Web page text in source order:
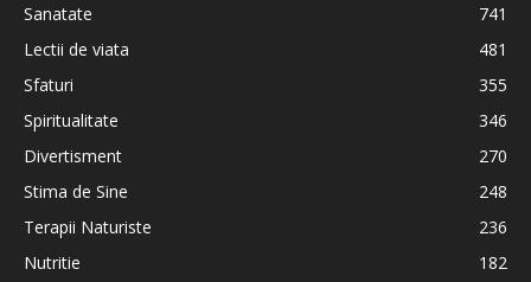
Sanatate
741
Lectii de viata
481
Sfaturi
355
Spiritualitate
346
Divertisment
270
Stima de Sine
248
Terapii Naturiste
236
Nutritie
182